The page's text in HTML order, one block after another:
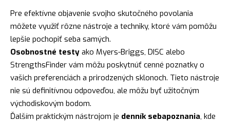
Pre efektívne objavenie svojho skutočného povolania
môžete využiť rôzne nástroje a techniky, ktoré vám pomôžu
lepšie pochopiť seba samých.
Osobnostné testy ako Myers-Briggs, DISC alebo
StrengthsFinder vám môžu poskytnúť cenné poznatky o
vašich preferenciách a prirodzených sklonoch. Tieto nástroje
nie sú definitívnou odpoveďou, ale môžu byť užitočným
východiskovým bodom.
Ďalším praktickým nástrojom je denník sebapoznania, kde